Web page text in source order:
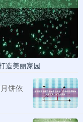
造美丽家园​
饼依